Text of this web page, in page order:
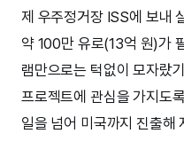
제 우주정거장 ISS에 보내
약 100만 유로(13억 원)가
램만으로는 턱없이 모자랐
프로젝트에 관심을 가지도
일을 넘어 미국까지 진출해